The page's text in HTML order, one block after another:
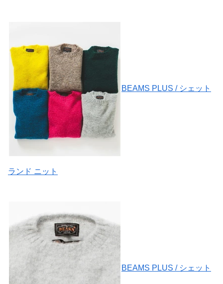
BEAMS PLUS / シェット
ランド ニット
BEAMS PLUS / シェット